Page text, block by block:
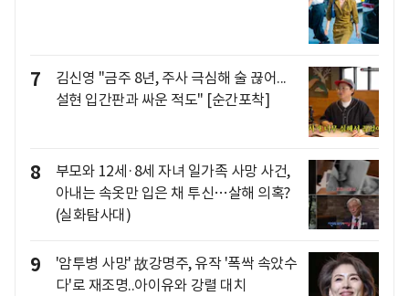
7
김신영 "금주 8년, 주사 극심해 술 끊어...
설현 입간판과 싸운 적도" [순간포착]
8
부모와 12세·8세 자녀 일가족 사망 사건,
아내는 속옷만 입은 채 투신…살해 의혹?
(실화탐사대)
9
'암투병 사망' 故강명주, 유작 '폭싹 속았수
다'로 재조명..아이유와 강렬 대치